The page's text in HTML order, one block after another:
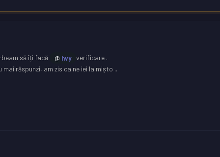
să îți facă @ hvy
verificare .
mai răspunzi, am zis ca ne iei la mișto ..